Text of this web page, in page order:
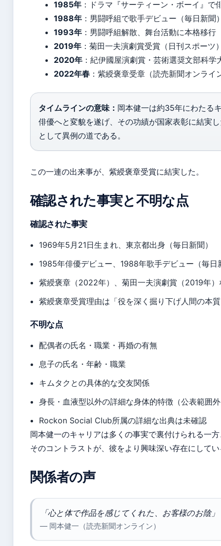
1985年 ：ドラマ『サーティーン・ボーイ』で
1988年 ：男闘呼組で歌手デビュー（毎日新聞
1993年 ：男闘呼組解散、舞台活動に本格移行
2019年 ：菊田一夫演劇賞受賞（日刊スポーツ
2020年 ：紀伊國屋演劇賞・芸術選奨文部科
2022年春 ：紫綬褒章受章（読売新聞オンライ
タイムラインの意味： 岡本健一は約35年にわたる
俳優へと変貌を遂げ、その功績が国家表彰に結実
として異例の道である。
この一連の出来事が、紫綬褒章受賞に結実した。
確認された事実と不明な点
確認された事実
1969年5月21日生まれ、東京都出身（毎日新聞）
1985年俳優デビュー、1988年歌手デビュー（毎日
紫綬褒章（2022年）、菊田一夫演劇賞（2019年
紫綬褒章受賞理由は「役を深く掘り下げ人間の本
不明な点
配偶者の氏名・職業・再婚の有無
息子の氏名・年齢・職業
キムタクとの具体的な交友関係
身長・血液型以外の詳細な身体的特徴（公表範囲
Rockon Social Club所属の詳細な出典は未確認
岡本健一のキャリアは多くの事実で裏付けられる一
そのコントラストが、彼をより興味深い存在にして
関係者の声
「心と体で作品を感じてくれた、お客様のお陰」
— 岡本健一（読売新聞オンライン）